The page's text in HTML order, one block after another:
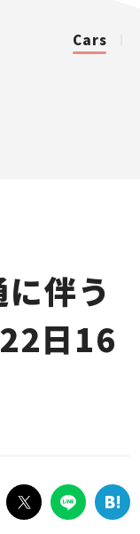
Cars
伴う
日16
Traffic
Special